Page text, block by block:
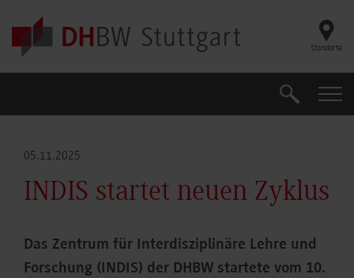
Skip to main content
Standorte
Suche
05.11.2025
INDIS startet neuen Zyklus
Das Zentrum für Interdisziplinäre Lehre und
Forschung (INDIS) der DHBW startete vom 10.